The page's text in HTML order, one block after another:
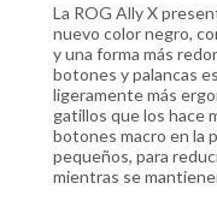
La ROG Ally X
nuevo color negro,
y una forma más
botones y palancas
ligeramente más
gatillos que los hace
botones macro en la
pequeños, para
mientras se